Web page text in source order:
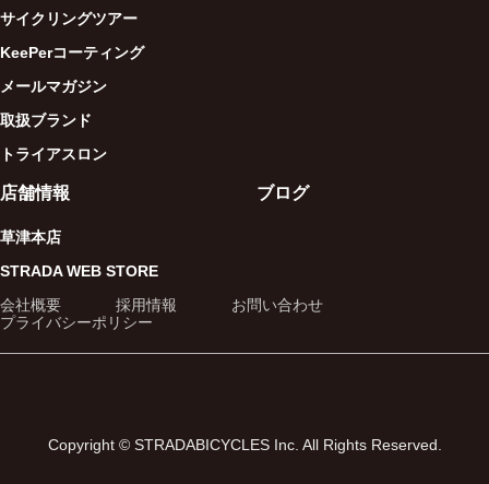
サイクリングツアー
KeePerコーティング
メールマガジン
取扱ブランド
トライアスロン
店舗情報
草津本店
STRADA WEB STORE
ブログ
会社概要 採用情報
お問い合わせ
プライバシーポリシー
Copyright © STRADABICYCLES Inc. All Rights Reserved.